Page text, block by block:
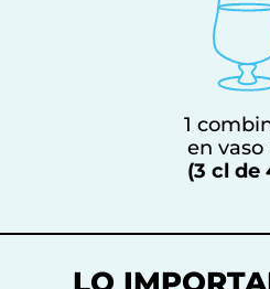
1
en vaso
(3 cl de